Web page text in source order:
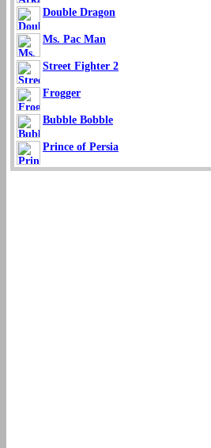
Double Dragon
Ms. Pac Man
Street Fighter 2
Frogger
Bubble Bobble
Prince of Persia